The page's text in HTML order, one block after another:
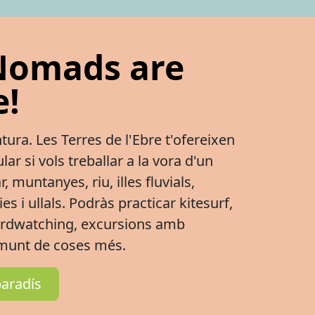
are
Les Terres de l'Ebre t'ofereixen
si vols treballar a la vora d'un
muntanyes, riu, illes fluvials,
i ullals. Podràs practicar kitesurf,
excursions amb
de coses més.